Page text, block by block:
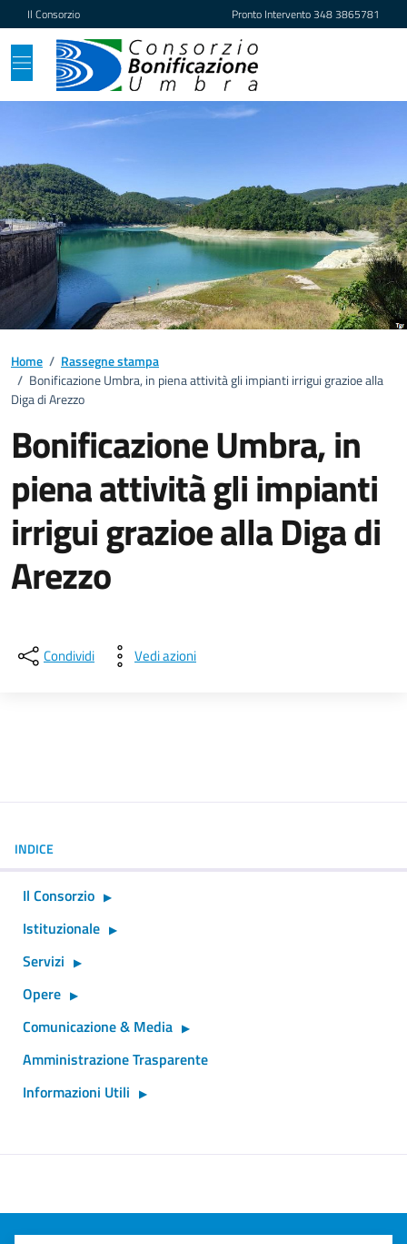
Vai ai contenuti
Vai al footer
Il Consorzio Pronto Intervento348 3865781
Home / Rassegne stampa
/ Bonificazione Umbra, in piena attività gli impianti irrigui grazioe alla
Diga di Arezzo
Bonificazione Umbra, in
piena attività gli impianti
irrigui grazioe alla Diga di
Arezzo
Condividi Vedi azioni
INDICE
Il Consorzio
Istituzionale
Servizi
Opere
Comunicazione & Media
Amministrazione Trasparente
Informazioni Utili